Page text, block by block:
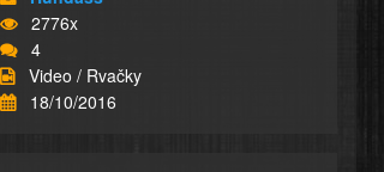
2776x
4
Video / Rvačky
18/10/2016